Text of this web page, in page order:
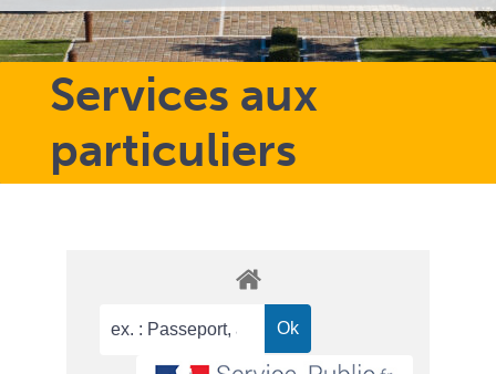
Services aux
particuliers